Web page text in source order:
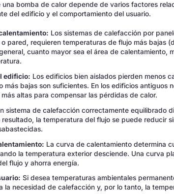
bomba de calor depende de varios factores
del edificio y el comportamiento del usuario.
Los sistemas de calefacción por
pared, requieren temperaturas de flujo más bajas
cuanto mayor sea el área de calentamiento,
edificio: Los edificios bien aislados pierden menos
más bajas son suficientes. En los edificios antiguos
altas para compensar las pérdidas de calor.
sistema de calefacción correctamente equilibrado
resultado, la temperatura del flujo se puede reducir
La curva de calentamiento determina
la temperatura exterior desciende. Una curva
flujo y ahorra energía.
Si desea temperaturas ambientales
la necesidad de calefacción y, por lo tanto, la